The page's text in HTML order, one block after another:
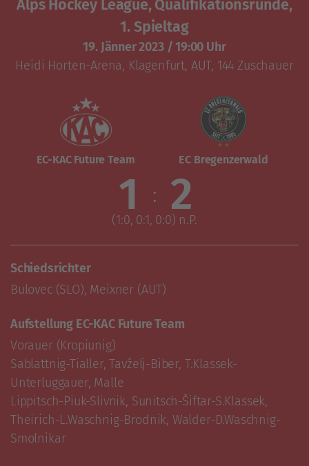
Alps Hockey League, Qualifikationsrunde,
1. Spieltag
19. Jänner 2023/ 19:00 Uhr
Heidi Horten-Arena, Klagenfurt, AUT, 144 Zuschauer
EC-KAC Future Team
1 : 2
(1:0, 0:1, 0:0) n.P.
EC Bregenzerwald
Schiedsrichter
Bulovec (SLO), Meixner (AUT)
Aufstellung EC-KAC Future Team
Vorauer (Kropiunig)
Sablattnig-Tialler, Tavželj-Biber, T.Klassek-
Unterluggauer, Malle
Lippitsch-Piuk-Slivnik, Sunitsch-Šiftar-S.Klassek,
Theirich-L.Waschnig-Brodnik, Walder-D.Waschnig-
Smolnikar